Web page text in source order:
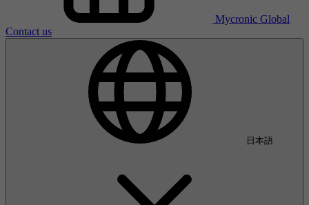
Mycronic Global
Contact us
日本語